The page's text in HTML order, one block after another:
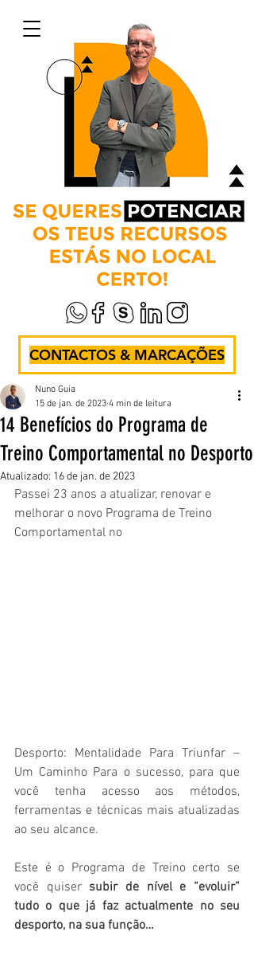
CONTACTOS & MARCAÇÕES
14 Benefícios do Programa de
Treino Comportamental no Desporto
Nuno Guia
15 de jan. de 2023 4 min de leitura
Atualizado: 16 de jan. de 2023
Passei 23 anos a atualizar, renovar e
melhorar o novo Programa de Treino
Comportamental no
Desporto: Mentalidade Para Triunfar –
Um Caminho Para o sucesso, para que
você tenha acesso aos métodos,
ferramentas e técnicas mais atualizadas
ao seu alcance.
Este é o Programa de Treino certo se
você quiser subir de nível e “evoluir”
tudo o que já faz actualmente no seu
desporto, na sua função…